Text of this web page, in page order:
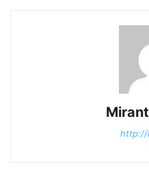
http://